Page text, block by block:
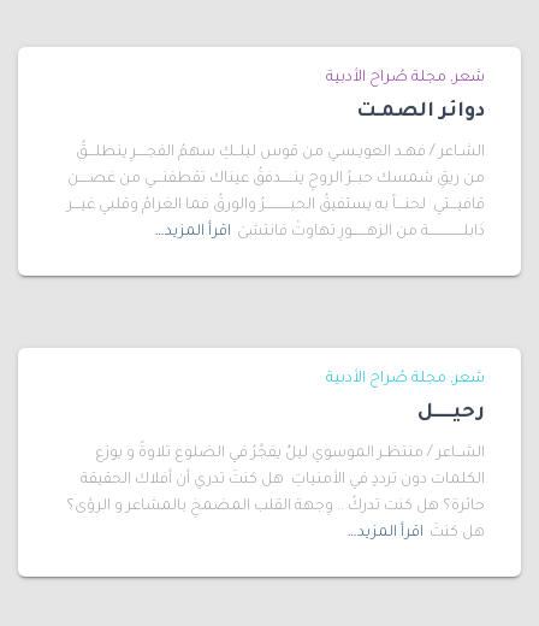
شعر مجلة صُراح الأدبية
دوائر الصمـت
الشـاعر / فهـد العويـسـي من قوس ليلــكِ سهمُ الفجــــرِ ينطلـــقُ
من ريقِ شمسك حبــرُ الروحِ ينـــــدفقُ عيناك تقطفنـــي من غصــــن
قافيـــتي لحنـــاً به يستفيقُ الحبــــــــــرُ والورقُ فما الغرامُ وقلبي غيـــر
ذابلــــــــــــــة من الزهــــــورِ تهاوتْ فانتشىَ اقرأ المزيد…
شعر مجلة صُراح الأدبية
رحيـــــل
الشــاعر / منتظـر الموسوي ليلٌ يفجِّرُ في الضلوع تلاوةً و يوزع
الكلمات دون ترددٍ في الأمنياتِ هل كنتَ تدري أن أفلاك الحقيقة
حائرة؟ هل كنت تدركُ .. وِجهة القلب المضمخِ بالمشاعر و الرؤى؟
هل كنتَ اقرأ المزيد…